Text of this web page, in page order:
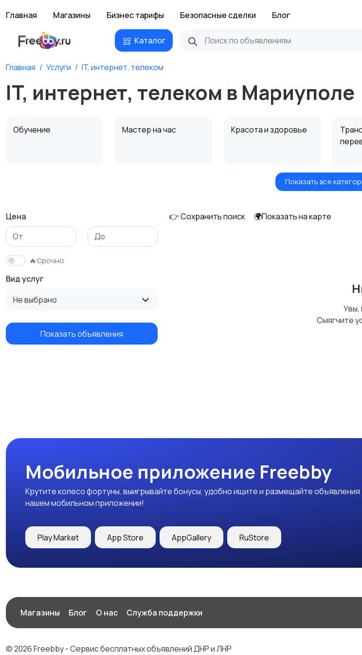
Главная Магазины Бизнес тарифы Безопасные сделки Блог
Каталог
Главная Услуги IT, интернет, телеком
IT, интернет, телеком в Мариуполе
Обучение Мастер на час Красота и здоровье
Изготовление на
заказ
Продукты питания и
Показать все
Цена
🔥Срочно
Вид услуг
Не выбрано
Показать объявления
👉 Сохранить поиск 🌍Показать на карте
Увы,
Смягчите
Мобильное приложение Freebby
Крутите колесо фортуны, выигрывайте бонусы, удобно ищите и размещайте объявления
нашем мобильном приложении!
Play Market App Store AppGallery RuStore
Магазины Блог О нас Служба поддержки
© 2026 Freebby - Сервис бесплатных объявлений ДНР и ЛНР